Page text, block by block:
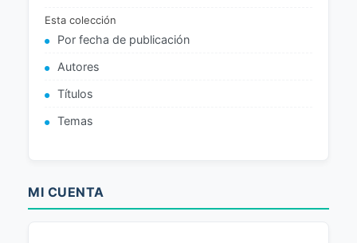
Esta colección
Por fecha de publicación
Autores
Títulos
Temas
MI CUENTA